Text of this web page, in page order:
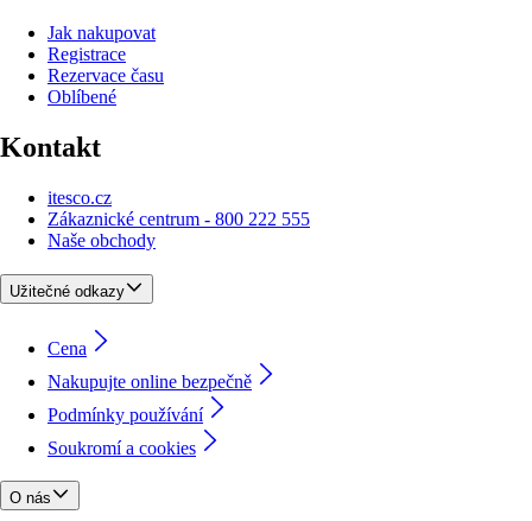
Jak nakupovat
Registrace
Rezervace času
Oblíbené
Kontakt
itesco.cz
Zákaznické centrum - 800 222 555
Naše obchody
Užitečné odkazy
Cena
Nakupujte online bezpečně
Podmínky používání
Soukromí a cookies
O nás